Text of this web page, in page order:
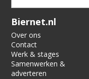
Verification code:
Biernet.nl
Over ons
Contact
Werk & stages
Samenwerken &
adverteren